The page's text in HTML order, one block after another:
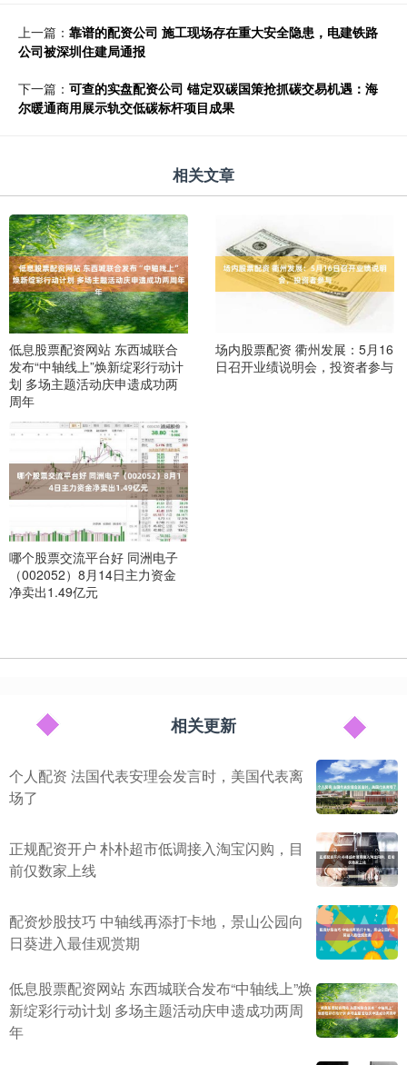
上一篇： 靠谱的配资公司 施工现场存在重大安全隐患，电建铁路
公司被深圳住建局通报
下一篇： 可查的实盘配资公司 锚定双碳国策抢抓碳交易机遇：海
尔暖通商用展示轨交低碳标杆项目成果
相关文章
低息股票配资网站 东西城联合
发布“中轴线上”焕新绽彩行动计
划 多场主题活动庆申遗成功两
周年
场内股票配资 衢州发展：5月16
日召开业绩说明会，投资者参与
哪个股票交流平台好 同洲电子
（002052）8月14日主力资金
净卖出1.49亿元
相关更新
个人配资 法国代表安理会发言时，美国代表离
场了
正规配资开户 朴朴超市低调接入淘宝闪购，目
前仅数家上线
配资炒股技巧 中轴线再添打卡地，景山公园向
日葵进入最佳观赏期
低息股票配资网站 东西城联合发布“中轴线上”焕
新绽彩行动计划 多场主题活动庆申遗成功两周
年